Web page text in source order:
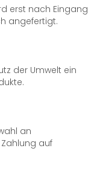
erst nach Eingang
angefertigt.
der Umwelt ein
an
auf